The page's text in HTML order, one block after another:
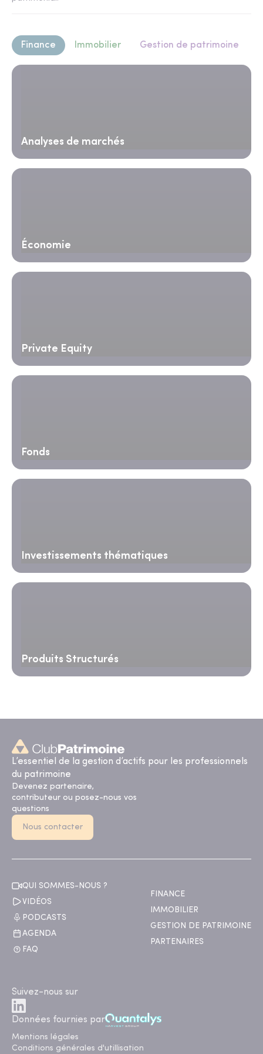
Finance Immobilier Gestion de patrimoine
Analyses de marchés
Économie
Private Equity
Fonds
Investissements thématiques
Produits Structurés
L’essentiel de la gestion d’actifs pour les professionnels
du patrimoine
Devenez partenaire,
contributeur ou posez-nous vos
questions
Nous contacter
QUI SOMMES-NOUS ?
VIDÉOS
PODCASTS
AGENDA
FAQ
FINANCE
IMMOBILIER
GESTION DE PATRIMOINE
PARTENAIRES
Suivez-nous sur
Données fournies par
Mentions légales
Conditions générales d'utillisation